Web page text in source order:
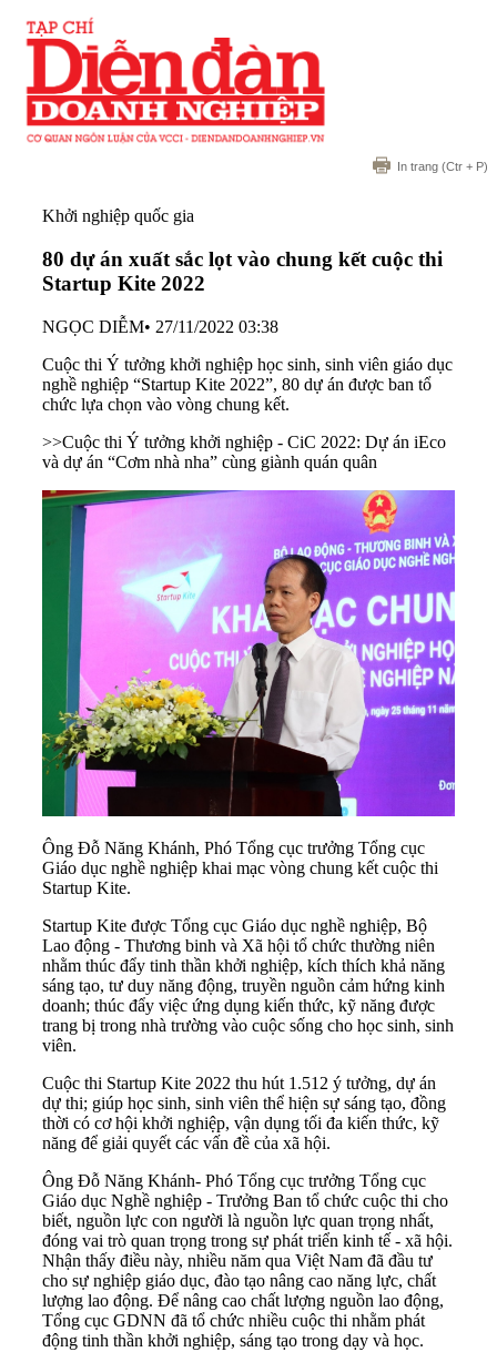
In trang (Ctr + P)
Khởi nghiệp quốc gia
80 dự án xuất sắc lọt vào chung kết cuộc thi
Startup Kite 2022
NGỌC DIỄM• 27/11/2022 03:38
Cuộc thi Ý tưởng khởi nghiệp học sinh, sinh viên giáo dục
nghề nghiệp “Startup Kite 2022”, 80 dự án được ban tổ
chức lựa chọn vào vòng chung kết.
>>Cuộc thi Ý tưởng khởi nghiệp - CiC 2022: Dự án iEco
và dự án “Cơm nhà nha” cùng giành quán quân
Ông Đỗ Năng Khánh, Phó Tổng cục trưởng Tổng cục
Giáo dục nghề nghiệp khai mạc vòng chung kết cuộc thi
Startup Kite.
Startup Kite được Tổng cục Giáo dục nghề nghiệp, Bộ
Lao động - Thương binh và Xã hội tổ chức thường niên
nhằm thúc đẩy tinh thần khởi nghiệp, kích thích khả năng
sáng tạo, tư duy năng động, truyền nguồn cảm hứng kinh
doanh; thúc đẩy việc ứng dụng kiến thức, kỹ năng được
trang bị trong nhà trường vào cuộc sống cho học sinh, sinh
viên.
Cuộc thi Startup Kite 2022 thu hút 1.512 ý tưởng, dự án
dự thi; giúp học sinh, sinh viên thể hiện sự sáng tạo, đồng
thời có cơ hội khởi nghiệp, vận dụng tối đa kiến thức, kỹ
năng để giải quyết các vấn đề của xã hội.
Ông Đỗ Năng Khánh- Phó Tổng cục trưởng Tổng cục
Giáo dục Nghề nghiệp - Trưởng Ban tổ chức cuộc thi cho
biết, nguồn lực con người là nguồn lực quan trọng nhất,
đóng vai trò quan trọng trong sự phát triển kinh tế - xã hội.
Nhận thấy điều này, nhiều năm qua Việt Nam đã đầu tư
cho sự nghiệp giáo dục, đào tạo nâng cao năng lực, chất
lượng lao động. Để nâng cao chất lượng nguồn lao động,
Tổng cục GDNN đã tổ chức nhiều cuộc thi nhằm phát
động tinh thần khởi nghiệp, sáng tạo trong dạy và học.